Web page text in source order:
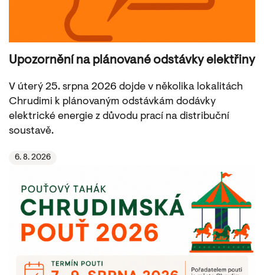
Upozornění na plánované odstávky elektřiny
V úterý 25. srpna 2026 dojde v několika lokalitách
Chrudimi k plánovaným odstávkám dodávky
elektrické energie z důvodu prací na distribuční
soustavě.
6. 8. 2026